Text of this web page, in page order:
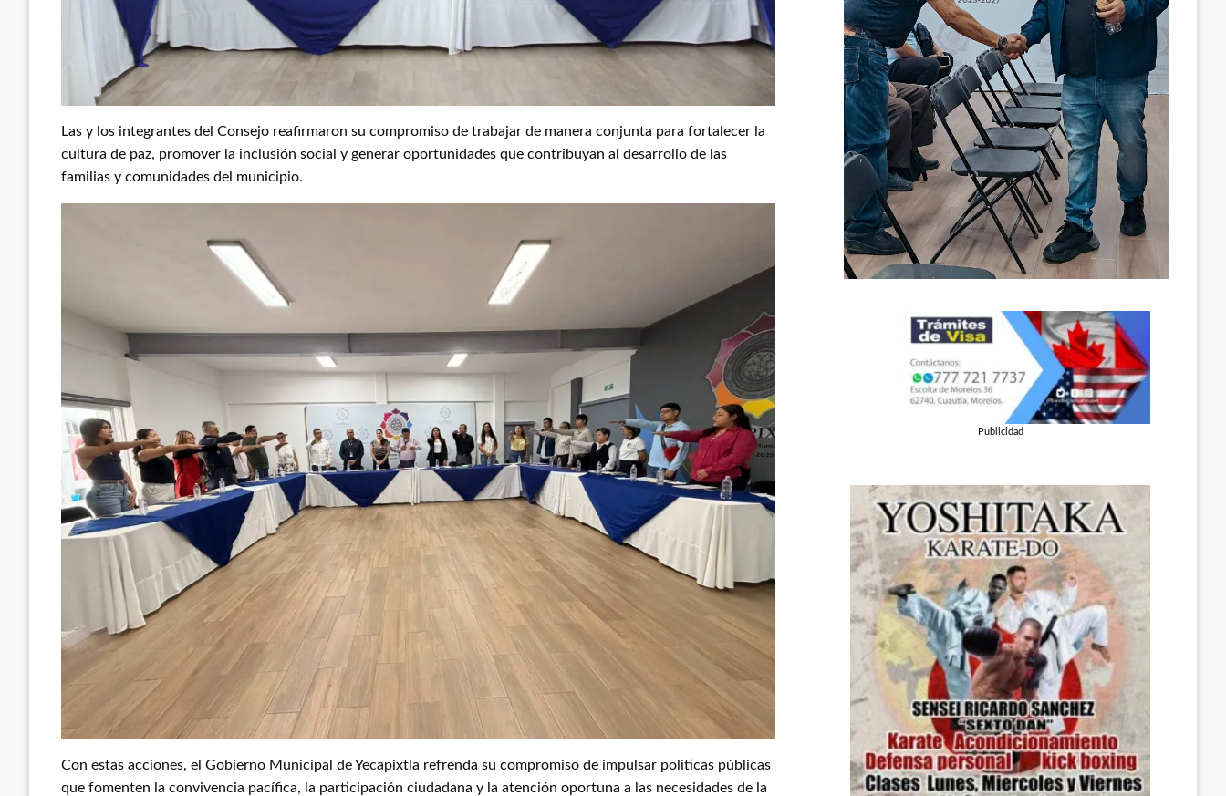
Las y los integrantes del Consejo reafirmaron su compromiso de trabajar de manera conjunta para fortalecer la
cultura de paz, promover la inclusión social y generar oportunidades que contribuyan al desarrollo de las
familias y comunidades del municipio.
Con estas acciones, el Gobierno Municipal de Yecapixtla refrenda su compromiso de impulsar políticas públicas
que fomenten la convivencia pacífica, la participación ciudadana y la atención oportuna a las necesidades de la
Publicidad